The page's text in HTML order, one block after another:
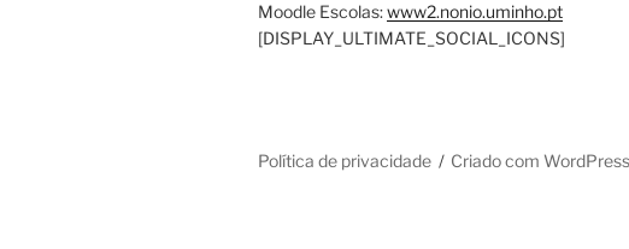
Moodle Escolas:www2.nonio.uminho.pt
[DISPLAY_ULTIMATE_SOCIAL_ICONS]
Política de privacidade Criado com WordPress